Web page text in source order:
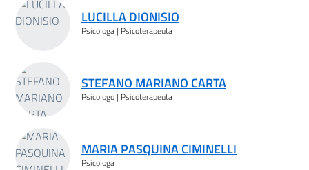
LUCILLA DIONISIO
Psicologa | Psicoterapeuta
STEFANO MARIANO CARTA
Psicologo | Psicoterapeuta
MARIA PASQUINA CIMINELLI
Psicologa